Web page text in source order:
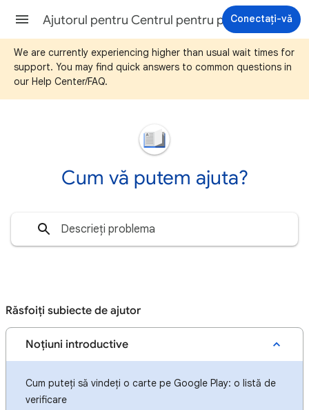
Ajutorul pentru Centrul pentru parteneri Cărți Google Play
Conectați-vă
We are currently experiencing higher than usual wait times for
support. You may find quick answers to common questions in
our Help Center/FAQ.
Cum vă putem ajuta?
Răsfoiți subiecte de ajutor
Noţiuni introductive
Cum puteți să vindeți o carte pe Google Play: o listă de
verificare